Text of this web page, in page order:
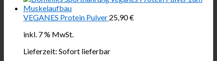
VEGANES Protein Pulver 25,90€
inkl. 7 % MwSt.
Lieferzeit: Sofort lieferbar